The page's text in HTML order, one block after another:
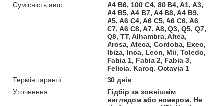
Сумісність авто
A4 B6, 100 C4, 80 B4, A1, A3,
A4 B5, A4 B7, A4 B8, A4 B9,
A5, A6 C4, A6 C5, A6 C6, A6
C7, A6 C8, A7, A8, Q3, Q5, Q7,
Q8, TT, Alhambra, Altea,
Arosa, Ateca, Cordoba, Exeo,
Ibiza, Inca, Leon, Mii, Toledo,
Fabia 1, Fabia 2, Fabia 3,
Felicia, Karoq, Octavia 1
Термін гарантії
30 днів
Уточнення
Підбір за зовнішнім
виглядом або номером. Не